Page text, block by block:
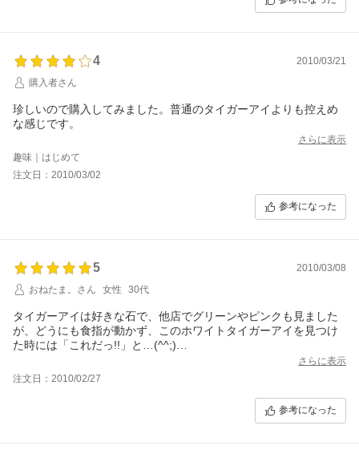
4
2010/03/21
購入者さん
珍しいので購入してみました。普通のタイガーアイよりも控えめ
な感じです。
さらに表示
趣味｜はじめて
注文日：2010/03/02
参考になった
5
2010/03/08
おねたま。さん
女性 30代
タイガーアイは好きな石で、他店でグリーンやピンクも見ました
が、どうにも食指が動かず、このホワイトタイガーアイを見つけ
た時には「これだっ!!」と…(^^;)
さらに表示
注文日：2010/02/27
参考になった